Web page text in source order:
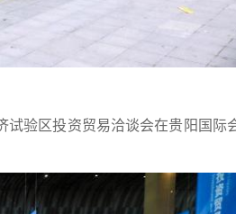
试验区投资贸易洽谈会在贵阳国际